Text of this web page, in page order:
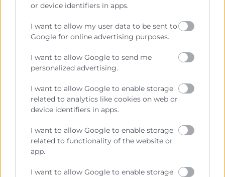
or device identifiers in apps.
I want to allow my user data to be sent to
Google for online advertising purposes.
I want to allow Google to send me
personalized advertising.
I want to allow Google to enable storage
related to analytics like cookies on web or
device identifiers in apps.
I want to allow Google to enable storage
related to functionality of the website or
app.
I want to allow Google to enable storage
Situación y perspectivas del
comercio minorista en la
Comunitat